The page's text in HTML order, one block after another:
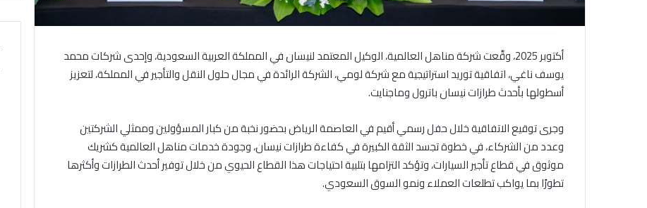
أكتوبر 2025، وقَّعت شركة مناهل العالمية، الوكيل المعتمد لنيسان في المملكة العربية السعودية، وإحدى شركات محمد
يوسف ناغي، اتفاقية توريد استراتيجية مع شركة لومي، الشركة الرائدة في مجال حلول النقل والتأجير في المملكة، لتعزيز
أسطولها بأحدث طرازات نيسان باترول وماجنايت.
وجرى توقيع الاتفاقية خلال حفل رسمي أقيم في العاصمة الرياض بحضور نخبة من كبار المسؤولين وممثلي الشركتين
وعدد من الشركاء، في خطوة تجسد الثقة الكبيرة في كفاءة طرازات نيسان، وجودة خدمات مناهل العالمية كشريك
موثوق في قطاع تأجير السيارات، وتؤكد التزامها بتلبية احتياجات هذا القطاع الحيوي من خلال توفير أحدث الطرازات وأكثرها
تطورًا بما يواكب تطلعات العملاء ونمو السوق السعودي.